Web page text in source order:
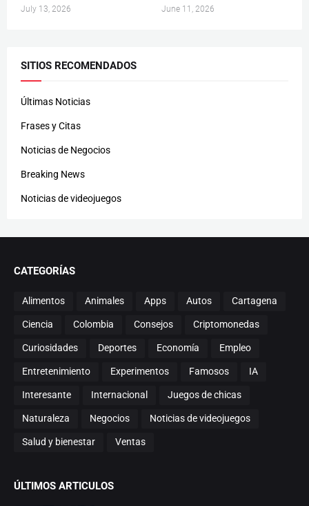
July 13, 2026 June 11, 2026
SITIOS RECOMENDADOS
Últimas Noticias
Frases y Citas
Noticias de Negocios
Breaking News
Noticias de videojuegos
CATEGORÍAS
Alimentos Animales Apps Autos Cartagena
Ciencia Colombia Consejos Criptomonedas
Curiosidades Deportes Economía Empleo
Entretenimiento Experimentos Famosos IA
Interesante Internacional Juegos de chicas
Naturaleza Negocios Noticias de videojuegos
Salud y bienestar Ventas
ÚLTIMOS ARTICULOS